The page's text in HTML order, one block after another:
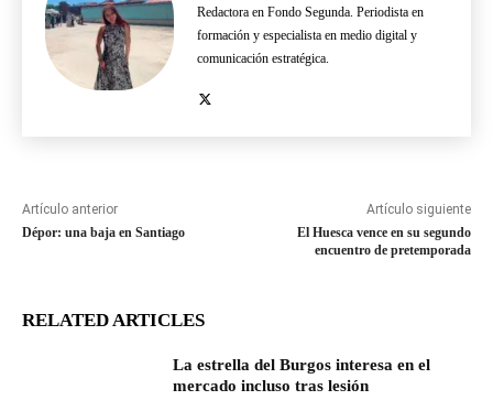
Redactora en Fondo Segunda. Periodista en
formación y especialista en medio digital y
comunicación estratégica.
Artículo anterior
Dépor: una baja en Santiago
Artículo siguiente
El Huesca vence en su segundo
encuentro de pretemporada
RELATED ARTICLES
La estrella del Burgos interesa en el
mercado incluso tras lesión